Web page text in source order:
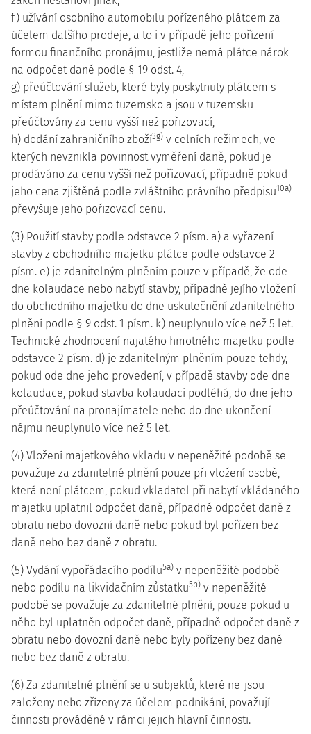
f) užívání osobního automobilu pořízeného plátcem za
účelem dalšího prodeje, a to i v případě jeho pořízení
formou finančního pronájmu, jestliže nemá plátce nárok
na odpočet daně podle § 19 odst. 4,
g) přeúčtování služeb, které byly poskytnuty plátcem s
místem plnění mimo tuzemsko a jsou v tuzemsku
přeúčtovány za cenu vyšší než pořizovací,
h) dodání zahraničního zboží3g) v celních režimech, ve
kterých nevznikla povinnost vyměření daně, pokud je
prodáváno za cenu vyšší než pořizovací, případně pokud
jeho cena zjištěná podle zvláštního právního předpisu10a)
převyšuje jeho pořizovací cenu.
(3) Použití stavby podle odstavce 2 písm. a) a vyřazení
stavby z obchodního majetku plátce podle odstavce 2
písm. e) je zdanitelným plněním pouze v případě, že ode
dne kolaudace nebo nabytí stavby, případně jejího vložení
do obchodního majetku do dne uskutečnění zdanitelného
plnění podle § 9 odst. 1 písm. k) neuplynulo více než 5 let.
Technické zhodnocení najatého hmotného majetku podle
odstavce 2 písm. d) je zdanitelným plněním pouze tehdy,
pokud ode dne jeho provedení, v případě stavby ode dne
kolaudace, pokud stavba kolaudaci podléhá, do dne jeho
přeúčtování na pronajímatele nebo do dne ukončení
nájmu neuplynulo více než 5 let.
(4) Vložení majetkového vkladu v nepeněžité podobě se
považuje za zdanitelné plnění pouze při vložení osobě,
která není plátcem, pokud vkladatel při nabytí vkládaného
majetku uplatnil odpočet daně, případně odpočet daně z
obratu nebo dovozní daně nebo pokud byl pořízen bez
daně nebo bez daně z obratu.
(5) Vydání vypořádacího podílu5a) v nepeněžité podobě
nebo podílu na likvidačním zůstatku5b) v nepeněžité
podobě se považuje za zdanitelné plnění, pouze pokud u
něho byl uplatněn odpočet daně, případně odpočet daně z
obratu nebo dovozní daně nebo byly pořízeny bez daně
nebo bez daně z obratu.
(6) Za zdanitelné plnění se u subjektů, které ne-jsou
založeny nebo zřízeny za účelem podnikání, považují
činnosti prováděné v rámci jejich hlavní činnosti.